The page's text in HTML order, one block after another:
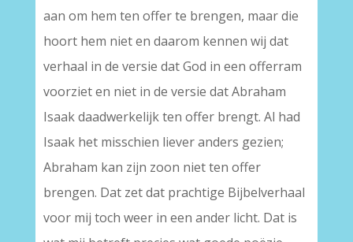
aan om hem ten offer te brengen, maar die
hoort hem niet en daarom kennen wij dat
verhaal in de versie dat God in een offerram
voorziet en niet in de versie dat Abraham
Isaak daadwerkelijk ten offer brengt. Al had
Isaak het misschien liever anders gezien;
Abraham kan zijn zoon niet ten offer
brengen. Dat zet dat prachtige Bijbelverhaal
voor mij toch weer in een ander licht. Dat is